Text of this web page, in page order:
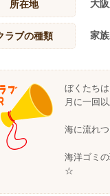
所在地 大
ラブの種類 家
ぼくたち
月に一回
海に流れ
海洋ゴミ
☆